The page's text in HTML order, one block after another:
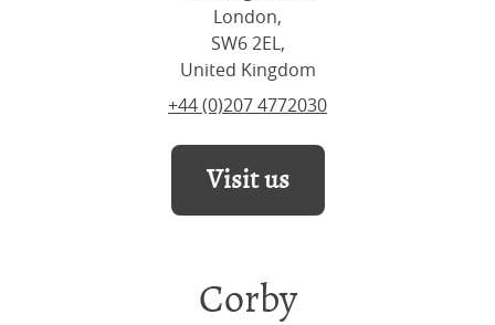
London,
SW6 2EL,
United Kingdom
+44 (0)207 4772030
Visit us
Corby